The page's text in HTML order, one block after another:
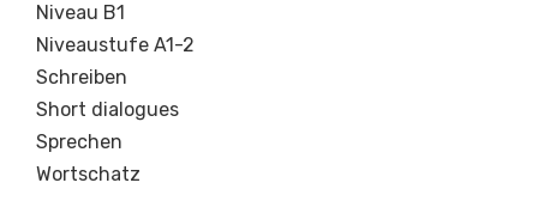
Niveau B1
Niveaustufe A1-2
Schreiben
Short dialogues
Sprechen
Wortschatz